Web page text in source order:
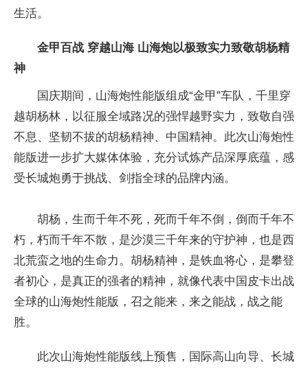
生活。
金甲百战 穿越山海 山海炮以极致实力致敬胡杨精
神
国庆期间，山海炮性能版组成“金甲”车队，千里穿
越胡杨林，以征服全域路况的强悍越野实力，致敬自强
不息、坚韧不拔的胡杨精神、中国精神。此次山海炮性
能版进一步扩大媒体体验，充分试炼产品深厚底蕴，感
受长城炮勇于挑战、剑指全球的品牌内涵。
胡杨，生而千年不死，死而千年不倒，倒而千年不
朽，朽而千年不散，是沙漠三千年来的守护神，也是西
北荒蛮之地的生命力。胡杨精神，是铁血将心，是攀登
者初心，是真正的强者的精神，就像代表中国皮卡出战
全球的山海炮性能版，召之能来，来之能战，战之能
胜。
此次山海炮性能版线上预售，国际高山向导、长城